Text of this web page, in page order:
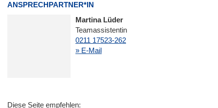
ANSPRECHPARTNER*IN
Martina Lüder
Teamassistentin
0211 17523-262
» E-Mail
Diese Seite empfehlen: